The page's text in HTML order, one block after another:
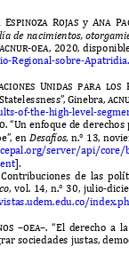
Espinoza Rojas y Ana
de nacimientos, otorgam
oea, 2020,
-Regional-sobre-Apatridia.
Unidas para
Statelessness”, Ginebra,
-of-the-high-level-
“Un enfoque de
”, en Desafíos,n.° 13,
cepal.org/server/api/core/
].
ontribuciones de las polí
,vol. 14,n.° 30, julio-
.udem.edu.co/index.
–oea–. “El derecho a
sociedades justas,